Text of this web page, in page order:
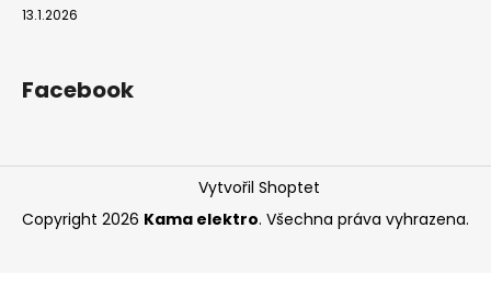
13.1.2026
Facebook
Vytvořil Shoptet
Copyright 2026 Kama elektro. Všechna práva vyhrazena.